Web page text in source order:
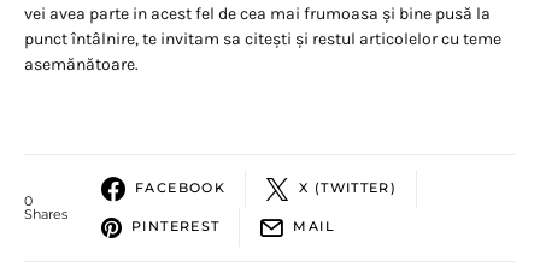
vei avea parte in acest fel de cea mai frumoasa și bine pusă la
punct întâlnire, te invitam sa citești și restul articolelor cu teme
asemănătoare.
0
Shares
FACEBOOK X (TWITTER)
PINTEREST MAIL